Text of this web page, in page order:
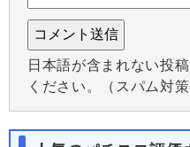
日本語が含まれない投
ください。（スパム対策